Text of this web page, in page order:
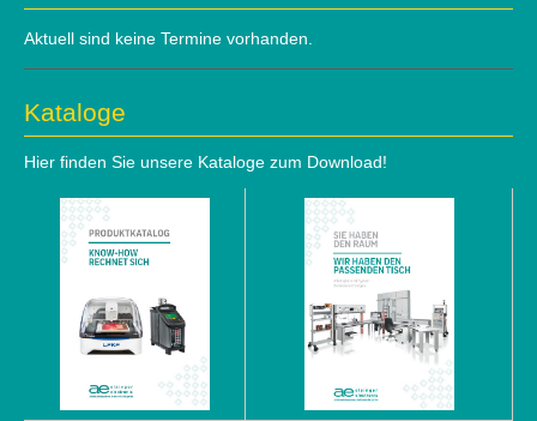
Aktuell sind keine Termine vorhanden.
Kataloge
Hier finden Sie unsere Kataloge zum Download!